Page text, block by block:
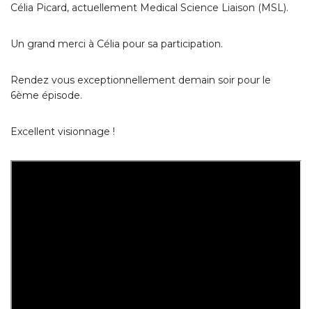
Célia Picard, actuellement Medical Science Liaison (MSL).
Un grand merci à Célia pour sa participation.
Rendez vous exceptionnellement demain soir pour le
6ème épisode.
Excellent visionnage !